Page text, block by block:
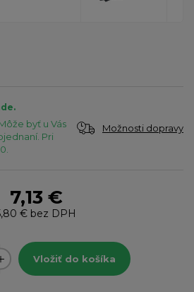
byť u Vás
Pri
Možnosti dopravy
7,13 €
€ bez DPH
Vložiť do košíka